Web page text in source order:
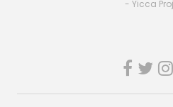
- Yicca